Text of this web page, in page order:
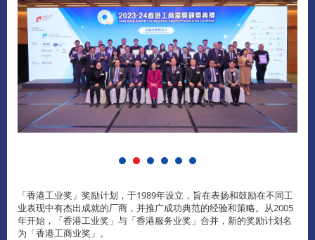
「香港工业奖」奖励计划，于1989年设立，旨在表扬和鼓励在不同工
业表现中有杰出成就的厂商，并推广成功典范的经验和策略。从2005
年开始，「香港工业奖」与「香港服务业奖」合并，新的奖励计划名
为「香港工商业奖」。